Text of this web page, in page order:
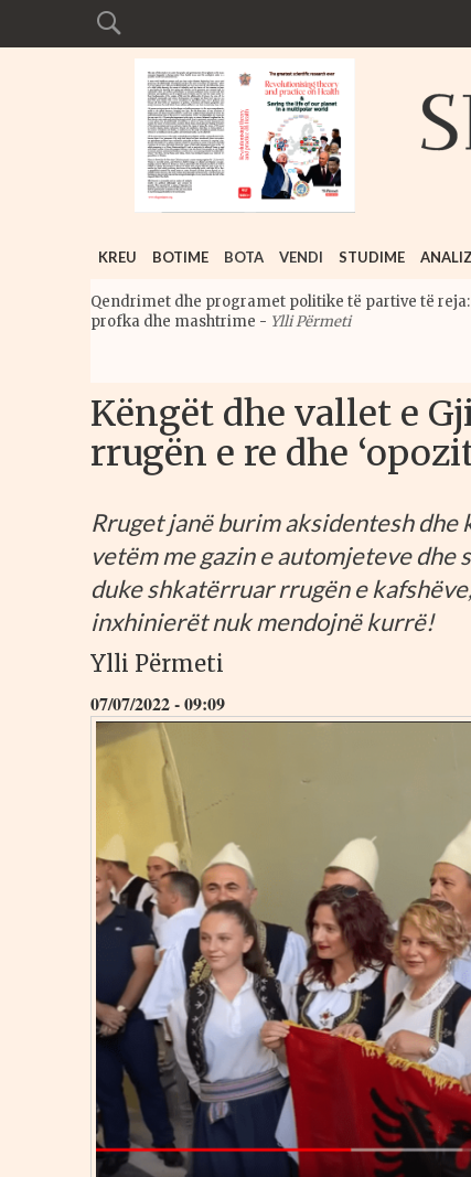
KREU BOTIME BOTA VENDI STUDIME
Qendrimet dhe programet politike të partive të reja:
profka dhe mashtrime - Ylli Përmeti
Këngët dhe vallet e
rrugën e re dhe
Rruget janë burim aksidentesh
vetëm me gazin e automjeteve
duke shkatërruar rrugën e
inxhinierët nuk mendojnë kurrë!
Ylli Përmeti
07/07/2022 - 09:09